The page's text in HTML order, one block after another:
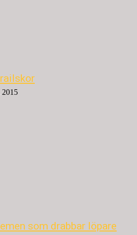
2015
som drabbar löpare